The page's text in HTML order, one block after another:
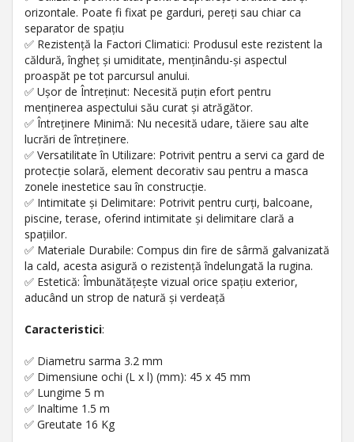
orizontale. Poate fi fixat pe garduri, pereți sau chiar ca
separator de spațiu
✅ Rezistență la Factori Climatici: Produsul este rezistent la
căldură, îngheț și umiditate, menținându-și aspectul
proaspăt pe tot parcursul anului.
✅ Ușor de Întreținut: Necesită puțin efort pentru
menținerea aspectului său curat și atrăgător.
✅ Întreținere Minimă: Nu necesită udare, tăiere sau alte
lucrări de întreținere.
✅ Versatilitate în Utilizare: Potrivit pentru a servi ca gard de
protecție solară, element decorativ sau pentru a masca
zonele inestetice sau în construcție.
✅ Intimitate și Delimitare: Potrivit pentru curți, balcoane,
piscine, terase, oferind intimitate și delimitare clară a
spațiilor.
✅ Materiale Durabile: Compus din fire de sârmă galvanizată
la cald, acesta asigură o rezistență îndelungată la rugina.
✅ Estetică: Îmbunătățește vizual orice spațiu exterior,
aducând un strop de natură și verdeață
Caracteristici:
✅ Diametru sarma 3.2 mm
✅ Dimensiune ochi (L x l) (mm): 45 x 45 mm
✅ Lungime 5 m
✅ Inaltime 1.5 m
✅ Greutate 16 Kg